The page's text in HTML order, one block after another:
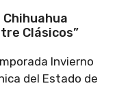
Clásicos”
Invierno
del Estado de